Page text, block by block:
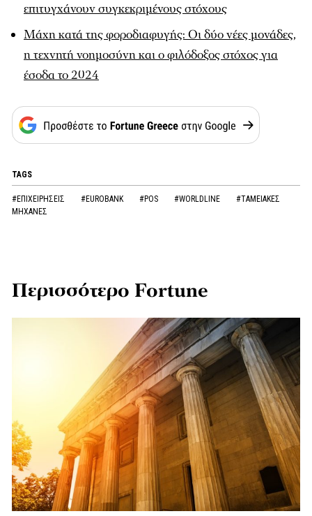
επιτυγχάνουν συγκεκριμένους στόχους
Μάχη κατά της φοροδιαφυγής: Οι δύο νέες μονάδες,
η τεχνητή νοημοσύνη και ο φιλόδοξος στόχος για
έσοδα το 2024
TAGS
#ΕΠΙΧΕΙΡΗΣΕΙΣ #EUROBANK #POS #WORLDLINE
#ΤΑΜΕΙΑΚΕΣ
ΜΗΧΑΝΕΣ
Περισσότερο Fortune